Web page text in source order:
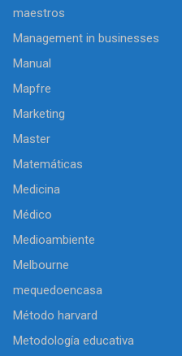
maestros
Management in businesses
Manual
Mapfre
Marketing
Master
Matemáticas
Medicina
Médico
Medioambiente
Melbourne
mequedoencasa
Método harvard
Metodología educativa